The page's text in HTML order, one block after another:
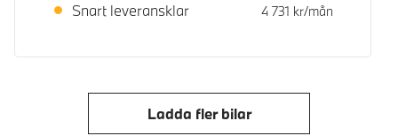
Snart leveransklar
4 731 kr/mån
Ladda fler bilar